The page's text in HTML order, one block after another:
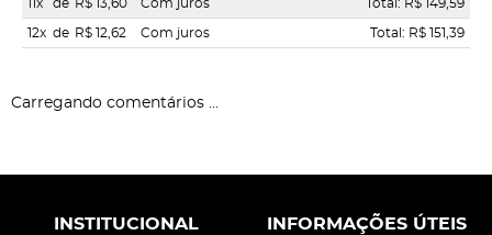
11x de R$ 13,60 Com juros Total: R$ 149,59
12x de R$ 12,62 Com juros Total: R$ 151,39
Carregando comentários ...
INSTITUCIONAL INFORMAÇÕES ÚTEIS